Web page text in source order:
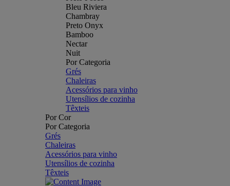
Bleu Riviera
Chambray
Preto Onyx
Bamboo
Nectar
Nuit
Por Categoria
Grés
Chaleiras
Acessórios para vinho
Utensílios de cozinha
Têxteis
Por Cor
Por Categoria
Grés
Chaleiras
Acessórios para vinho
Utensílios de cozinha
Têxteis